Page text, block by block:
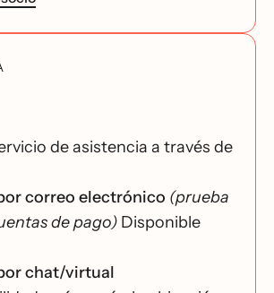
de asistencia a través de
correo electrónico (prueba
de pago) Disponible
chat/virtual